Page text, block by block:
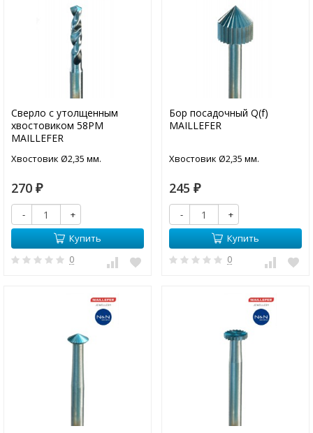
Сверло с утолщенным
хвостовиком 58PM
MAILLEFER
Хвостовик Ø2,35 мм.
270 ₽
-
+
Купить
0
Бор посадочный Q(f)
MAILLEFER
Хвостовик Ø2,35 мм.
245 ₽
-
+
Купить
0